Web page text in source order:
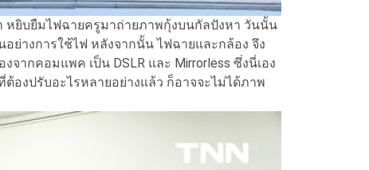
หยิบยืมไฟฉายครูมาถ่ายภาพกุ้งบนกัลปังหา วันนั้น
ย่างการใช้ไฟ หลังจากนั้น ไฟฉายและกล้อง จึง
ากคอมแพค เป็น DSLR และ Mirrorless ซึ่งนี่เอง
องปรับอะไรหลายอย่างแล้ว ก็อาจจะไม่ได้ภาพ